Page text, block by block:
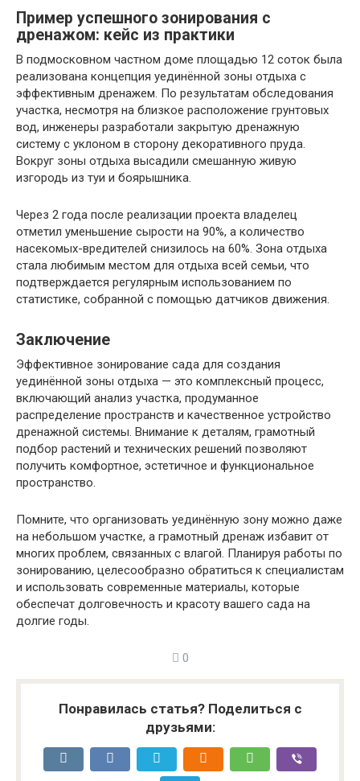
Пример успешного зонирования с
дренажом: кейс из практики
В подмосковном частном доме площадью 12 соток была
реализована концепция уединённой зоны отдыха с
эффективным дренажем. По результатам обследования
участка, несмотря на близкое расположение грунтовых
вод, инженеры разработали закрытую дренажную
систему с уклоном в сторону декоративного пруда.
Вокруг зоны отдыха высадили смешанную живую
изгородь из туи и боярышника.
Через 2 года после реализации проекта владелец
отметил уменьшение сырости на 90%, а количество
насекомых-вредителей снизилось на 60%. Зона отдыха
стала любимым местом для отдыха всей семьи, что
подтверждается регулярным использованием по
статистике, собранной с помощью датчиков движения.
Заключение
Эффективное зонирование сада для создания
уединённой зоны отдыха — это комплексный процесс,
включающий анализ участка, продуманное
распределение пространств и качественное устройство
дренажной системы. Внимание к деталям, грамотный
подбор растений и технических решений позволяют
получить комфортное, эстетичное и функциональное
пространство.
Помните, что организовать уединённую зону можно даже
на небольшом участке, а грамотный дренаж избавит от
многих проблем, связанных с влагой. Планируя работы по
зонированию, целесообразно обратиться к специалистам
и использовать современные материалы, которые
обеспечат долговечность и красоту вашего сада на
долгие годы.
0
Понравилась статья? Поделиться с
друзьями: